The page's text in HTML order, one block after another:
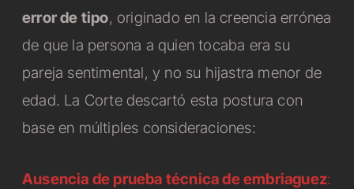
error de tipo, originado en la creencia errónea
de que la persona a quien tocaba era su
pareja sentimental, y no su hijastra menor de
edad. La Corte descartó esta postura con
base en múltiples consideraciones:
Ausencia de prueba técnica de embriaguez: